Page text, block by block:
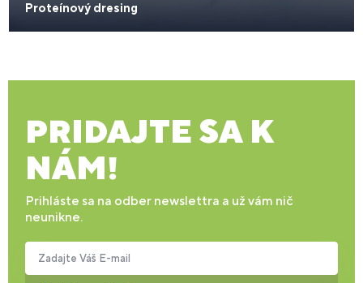
Proteínový dresing
PRIDAJTE SA K
NÁM!
Prihláste sa na odber newslettra a už vám nič
neunikne.
Zadajte Váš E-mail